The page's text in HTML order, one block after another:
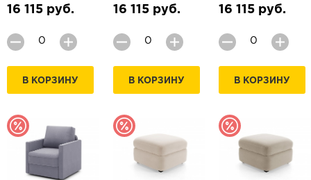
16 115 руб.
В КОРЗИНУ
16 115 руб.
В КОРЗИНУ
16 115 руб.
В КОРЗИНУ